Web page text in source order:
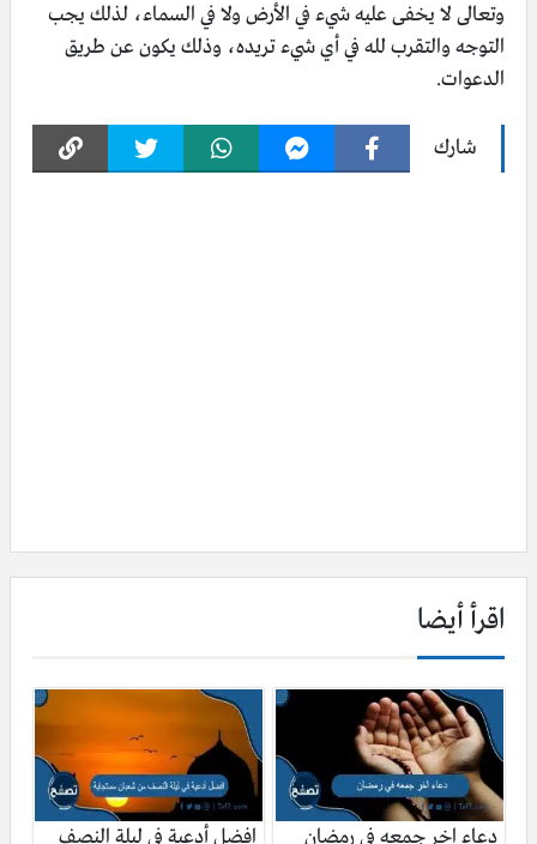
وتعالى لا يخفى عليه شيء في الأرض ولا في السماء، لذلك يجب
التوجه والتقرب لله في أي شيء تريده، وذلك يكون عن طريق
الدعوات.
شارك
اقرأ أيضا
دعاء اخر جمعه في رمضان
افضل أدعية في ليلة النصف